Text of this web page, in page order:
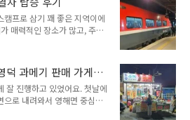
배우는 지역이었어요. 강원도
출은 물론이고, 전세계 텅스
던 곳이었어요. 하지만 중국
경쟁력을 잃고 폐광되었어요.
고 있는지는 결과가 나와봐야
프로 삼기 꽤 좋은 지역이에
매력적인 장소가 많고, 주요
도보로 여행하기 좋아요.
잘 되어 있어서 수도권에서
있는 동해안 도시에요. 강원
많지만, 동해시가 강원도 남
해시에서 머무르면서 실제 가
당히 넓어요. 그래서 강원도
덕 과메기 판매 가게
잘 진행하고 있었어요. 첫날에
으로 내려와서 영해면 중심가
향토음식인 뿌구리탕을 먹었